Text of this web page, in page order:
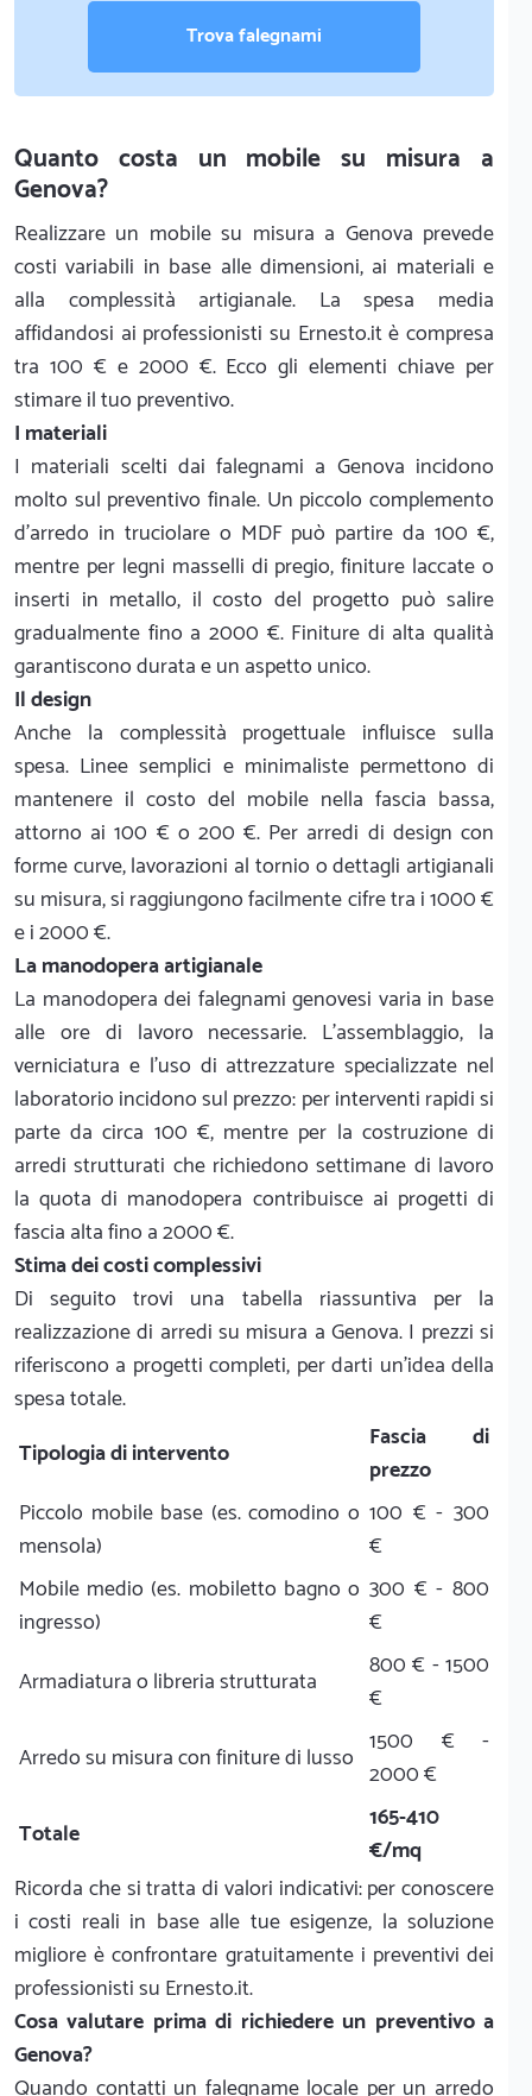
Trova falegnami
Quanto costa un mobile su misura a
Genova?
Realizzare un mobile su misura a Genova prevede
costi variabili in base alle dimensioni, ai materiali e
alla complessità artigianale. La spesa media
affidandosi ai professionisti su Ernesto.it è compresa
tra 100 € e 2000 €. Ecco gli elementi chiave per
stimare il tuo preventivo.
I materiali
I materiali scelti dai falegnami a Genova incidono
molto sul preventivo finale. Un piccolo complemento
d'arredo in truciolare o MDF può partire da 100 €,
mentre per legni masselli di pregio, finiture laccate o
inserti in metallo, il costo del progetto può salire
gradualmente fino a 2000 €. Finiture di alta qualità
garantiscono durata e un aspetto unico.
Il design
Anche la complessità progettuale influisce sulla
spesa. Linee semplici e minimaliste permettono di
mantenere il costo del mobile nella fascia bassa,
attorno ai 100 € o 200 €. Per arredi di design con
forme curve, lavorazioni al tornio o dettagli artigianali
su misura, si raggiungono facilmente cifre tra i 1000 €
e i 2000 €.
La manodopera artigianale
La manodopera dei falegnami genovesi varia in base
alle ore di lavoro necessarie. L'assemblaggio, la
verniciatura e l'uso di attrezzature specializzate nel
laboratorio incidono sul prezzo: per interventi rapidi si
parte da circa 100 €, mentre per la costruzione di
arredi strutturati che richiedono settimane di lavoro
la quota di manodopera contribuisce ai progetti di
fascia alta fino a 2000 €.
Stima dei costi complessivi
Di seguito trovi una tabella riassuntiva per la
realizzazione di arredi su misura a Genova. I prezzi si
riferiscono a progetti completi, per darti un'idea della
spesa totale.
Tipologia di intervento
Fascia di
prezzo
Piccolo mobile base (es. comodino o
mensola)
100 € - 300
€
Mobile medio (es. mobiletto bagno o
ingresso)
300 € - 800
€
Armadiatura o libreria strutturata
800 € - 1500
€
Arredo su misura con finiture di lusso 1500 € -
2000 €
Totale
165-410
€/mq
Ricorda che si tratta di valori indicativi: per conoscere
i costi reali in base alle tue esigenze, la soluzione
migliore è confrontare gratuitamente i preventivi dei
professionisti su Ernesto.it.
Cosa valutare prima di richiedere un preventivo a
Genova?
Quando contatti un falegname locale per un arredo